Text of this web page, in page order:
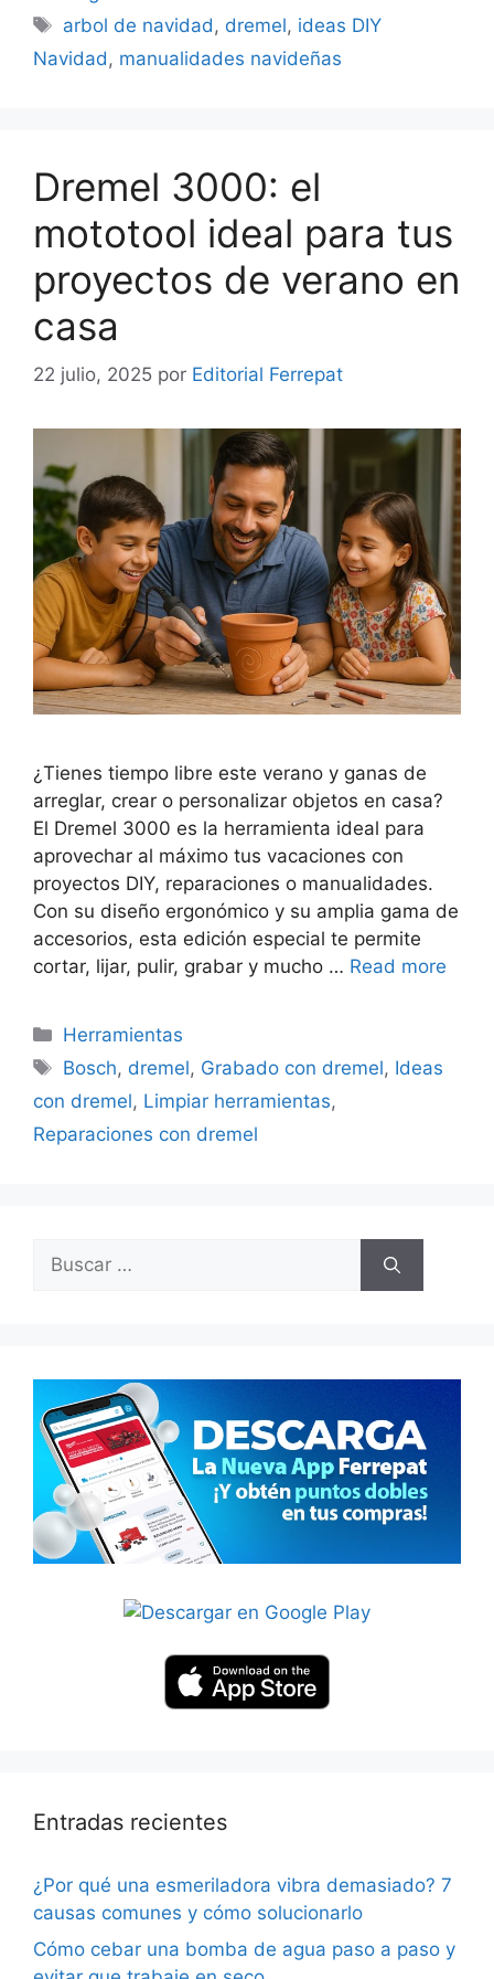
Etiquetas
arbol de navidad , dremel, ideas DIY
Navidad , manualidades navideñas
Dremel 3000: el
mototool ideal para tus
proyectos de verano en
casa
22 julio, 2025 por Editorial Ferrepat
¿Tienes tiempo libre este verano y ganas de
arreglar, crear o personalizar objetos en casa?
El Dremel 3000 es la herramienta ideal para
aprovechar al máximo tus vacaciones con
proyectos DIY, reparaciones o manualidades.
Con su diseño ergonómico y su amplia gama de
accesorios, esta edición especial te permite
cortar, lijar, pulir, grabar y mucho … Read more
Categorías
Herramientas
Etiquetas
Bosch, dremel, Grabado con dremel, Ideas
con dremel, Limpiar herramientas,
Reparaciones con dremel
Buscar:
Entradas recientes
¿Por qué una esmeriladora vibra demasiado? 7
causas comunes y cómo solucionarlo
Cómo cebar una bomba de agua paso a paso y